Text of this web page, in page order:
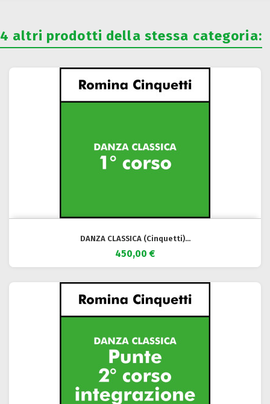
4 altri prodotti della stessa categoria:
DANZA CLASSICA (Cinquetti)...
450,00 €